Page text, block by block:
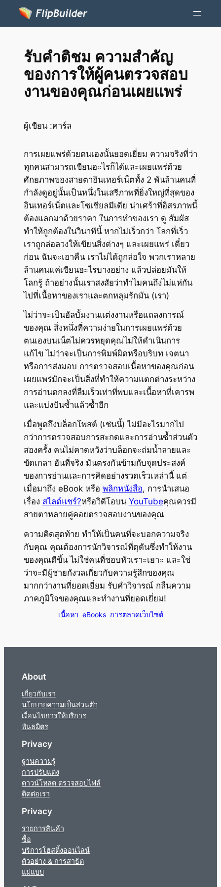
รับคำติชม ความสำคัญ
ของการให้ผู้คนตรวจสอบ
งานของคุณก่อนเผยแพร่
ผู้เขียน :คาร์ล
การเผยแพร่ด้วยตนเองนั้นยอดเยี่ยม ความจริงที่ว่า
ทุกคนสามารถเขียนอะไรก็ได้และเผยแพร่ด้วย
ศักยภาพของสายตาอินเทอร์เน็ตทั้ง 2 พันล้านคนที่
กำลังดูอยู่นั้นเป็นหนึ่งในเสรีภาพที่ยิ่งใหญ่ที่สุดของ
อินเทอร์เน็ตและโซเชียลมีเดีย น่าเศร้าที่อิสรภาพนี้
ต้องแลกมาด้วยราคา ในการทำของเรา ดู สัมผัส
ทำให้ถูกต้องในวินาทีนี้ หากไม่เร็วกว่า โลกที่เร็ว
เราถูกล่อลวงให้เขียนสิ่งต่างๆ และเผยแพร่ เดี๋ยว
ก่อน ฉันจะเอาคืน เราไม่ได้ถูกล่อใจ พวกเราหลาย
ล้านคนแค่เขียนอะไรบางอย่าง แล้วปล่อยมันให้
โลกรู้ ถ้าอย่างนั้นเราสงสัยว่าทำไมคนถึงไม่แห่กัน
ไปที่เนื้อหาของเราและตกหลุมรักมัน (เรา)
ไม่ว่าจะเป็นอัลบั้มงานแต่งงานหรือแถลงการณ์
ของคุณ สิ่งหนึ่งที่ความง่ายในการเผยแพร่ด้วย
ตนเองบนเน็ตไม่ควรหยุดคุณไม่ให้ดำเนินการ
แก้ไข ไม่ว่าจะเป็นการพิมพ์ผิดหรือบริบท เจตนา
หรือการส่งมอบ การตรวจสอบเนื้อหาของคุณก่อน
เผยแพร่มักจะเป็นสิ่งที่ทำให้ความแตกต่างระหว่าง
การอ่านตกลงที่ลืมเร็วเท่าที่พบและเนื้อหาที่เคารพ
และแบ่งปันซ้ำแล้วซ้ำอีก
เมื่อพูดถึงบล็อกโพสต์ (เช่นนี้) ไม่มีอะไรมากไป
กว่าการตรวจสอบการสะกดและการอ่านซ้ำส่วนตัว
สองครั้ง คนไม่คาดหวังว่าบล็อกจะถ่มน้ำลายและ
ขัดเกลา อันที่จริง มันตรงกันข้ามกับจุดประสงค์
ของการอ่านและการคิดอย่างรวดเร็วเหล่านี้ แต่
เมื่อมาถึง eBook หรือ พลิกหนังสือ, การนำเสนอ
เรื่อง สไลด์แชร์?หรือวิดีโอบน YouTubeคุณควรมี
สายตาหลายคู่คอยตรวจสอบงานของคุณ
ความคิดสุดท้าย ทำให้เป็นคนที่จะบอกความจริง
กับคุณ คุณต้องการนักวิจารณ์ที่ดุดันซึ่งทำให้งาน
ของคุณดีขึ้น ไม่ใช่คนที่ชอบหัวเราะเยาะ และใช่
ว่าจะมีผู้ชายกังวลเกี่ยวกับความรู้สึกของคุณ
มากกว่างานที่ยอดเยี่ยม รับคำวิจารณ์ กลืนความ
ภาคภูมิใจของคุณและทำงานที่ยอดเยี่ยม!
เนื้อหา eBooks การตลาดเว็บไซต์
About
เกี่ยวกับเรา
นโยบายความเป็นส่วนตัว
เงื่อนไขการให้บริการ
พันธมิตร
Privacy
ฐานความรู้
การปรับแต่ง
ดาวน์โหลด ตรวจสอบไฟล์
ติดต่อเรา
Privacy
รายการสินค้า
ซื้อ
บริการโฮสติ้งออนไลน์
ตัวอย่าง & การสาธิต
แม่แบบ